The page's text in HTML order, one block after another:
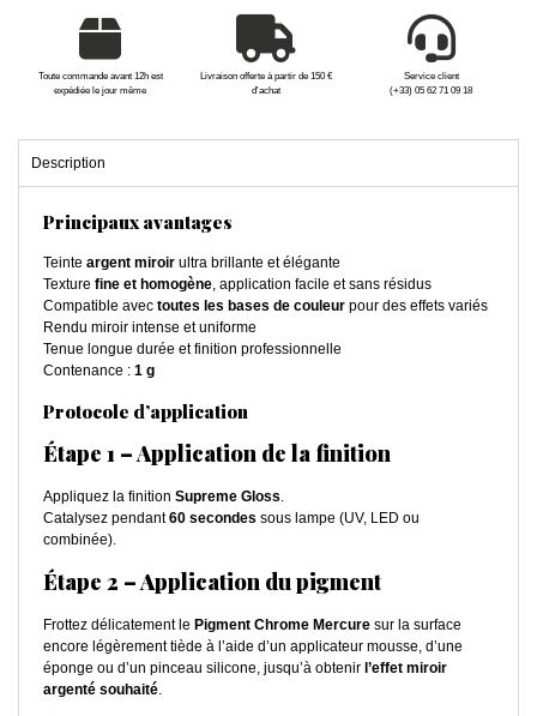
Toute commande avant 12h est
expédiée le jour même
Livraison offerte à partir de 150 €
d'achat
Service client
(+33) 05 62 71 09 18
Description
Principaux avantages
Teinte argent miroir ultra brillante et élégante
Texture fine et homogène, application facile et sans résidus
Compatible avec toutes les bases de couleur pour des effets variés
Rendu miroir intense et uniforme
Tenue longue durée et finition professionnelle
Contenance : 1 g
Protocole d’application
Étape 1 – Application de la finition
Appliquez la finition Supreme Gloss.
Catalysez pendant60 secondes sous lampe (UV, LED ou
combinée).
Étape 2 – Application du pigment
Frottez délicatement le Pigment Chrome Mercure sur la surface
encore légèrement tiède à l’aide d’un applicateur mousse, d’une
éponge ou d’un pinceau silicone, jusqu’à obtenir l’effet miroir
argenté souhaité.